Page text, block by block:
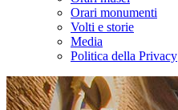
Orari monumenti
Volti e storie
Media
Politica della Privacy